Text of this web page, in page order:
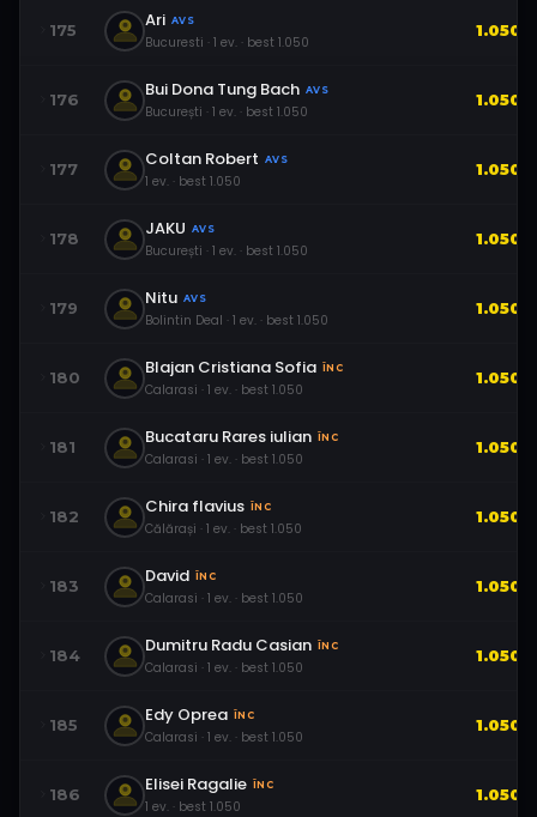
175 Ari AVS
Bucuresti · 1 ev. · best 1.050
1.050
176 Bui Dona Tung Bach AVS
București · 1 ev. · best 1.050
1.050
177 Coltan Robert AVS
1 ev. · best 1.050
1.050
178 JAKU AVS
București · 1 ev. · best 1.050
1.050
179 Nitu AVS
Bolintin Deal · 1 ev. · best 1.050
1.050
180 Blajan Cristiana Sofia ÎNC
Calarasi · 1 ev. · best 1.050
1.050
181 Bucataru Rares iulian ÎNC
Calarasi · 1 ev. · best 1.050
1.050
182 Chira flavius ÎNC
Călărași · 1 ev. · best 1.050
1.050
183 David ÎNC
Calarasi · 1 ev. · best 1.050
1.050
184 Dumitru Radu Casian ÎNC
Calarasi · 1 ev. · best 1.050
1.050
185 Edy Oprea ÎNC
Calarasi · 1 ev. · best 1.050
1.050
186 Elisei Ragalie ÎNC
1 ev. · best 1.050
1.050